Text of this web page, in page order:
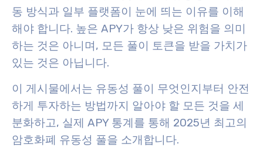
동 방식과 일부 플랫폼이 눈에 띄는 이유를 이해
해야 합니다. 높은 APY가 항상 낮은 위험을 의미
하는 것은 아니며, 모든 풀이 토큰을 받을 가치가
있는 것은 아닙니다.
이 게시물에서는 유동성 풀이 무엇인지부터 안전
하게 투자하는 방법까지 알아야 할 모든 것을 세
분화하고, 실제 APY 통계를 통해 2025년 최고의
암호화폐 유동성 풀을 소개합니다.